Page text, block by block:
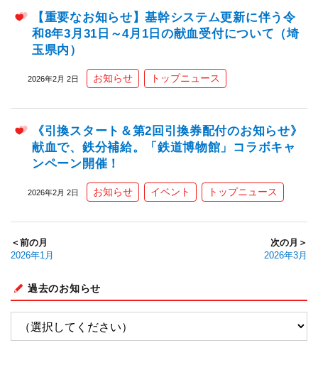
【重要なお知らせ】基幹システム更新に伴う令
和8年3月31日～4月1日の献血受付について（埼
玉県内）
2026年2月 2日 お知らせ トップニュース
《引換スタート＆第2回引換券配付のお知らせ》
献血で、鉄分補給。「鉄道博物館」コラボキャ
ンペーン開催！
2026年2月 2日 お知らせ イベント トップニュース
＜前の月
2026年1月
次の月＞
2026年3月
過去のお知らせ